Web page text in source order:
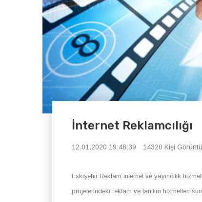
İnternet Reklamcılığı
12.01.2020 19:48:39 14320 Kişi
Eskişehir Reklam internet ve yayıncılık
projelerindeki reklam ve tanıtım hizmetleri